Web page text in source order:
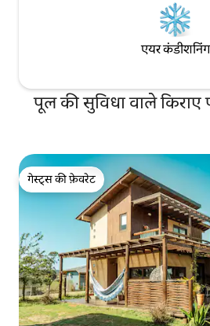
एयर कंडीशनिंग
पूल की सुविधा वाले
गेस्ट्स की फ़ेवरेट
गेस्ट्स की फ़ेवरेट